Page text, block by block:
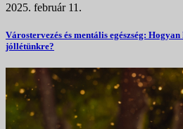
2025. február 11.
Várostervezés és mentális egészség:
jóllétünkre?